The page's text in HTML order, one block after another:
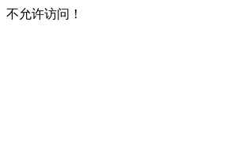
不允许访问！